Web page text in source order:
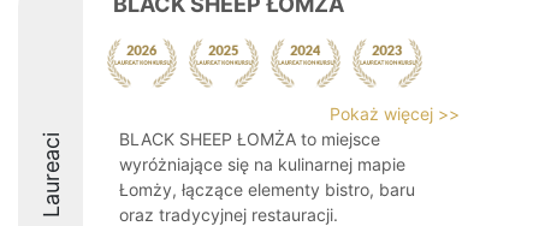
Laureaci
Pokaż więcej >>
BLACK SHEEP ŁOMŻA to miejsce
wyróżniające się na kulinarnej mapie
Łomży, łączące elementy bistro, baru
oraz tradycyjnej restauracji.